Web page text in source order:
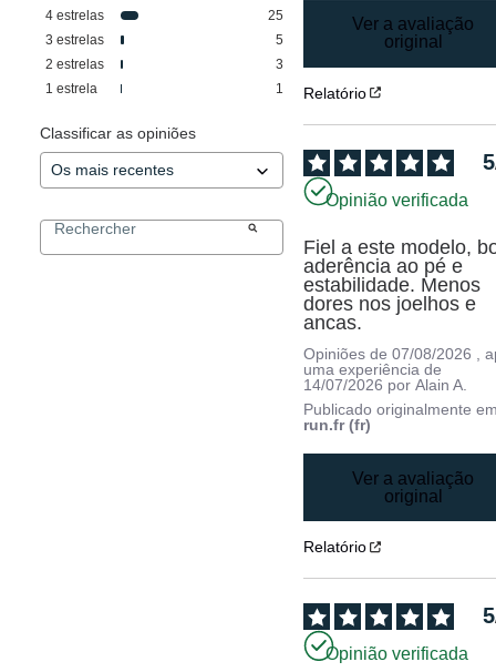
4 estrelas
25
3 estrelas
5
2 estrelas
3
1 estrela 1
Classificar as opiniões
Ver a avaliação
original
Relatório
5
Opinião verificada
Fiel a este modelo,
aderência ao pé e
estabilidade. Menos
dores nos joelhos e
ancas.
Opiniões de07/08/2026
,
uma experiência de
14/07/2026 porAlain A.
Publicado originalmente
run.fr (fr)
Ver a avaliação
original
Relatório
5
Opinião verificada